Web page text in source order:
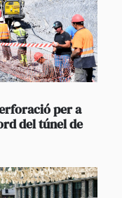
per a
del túnel de